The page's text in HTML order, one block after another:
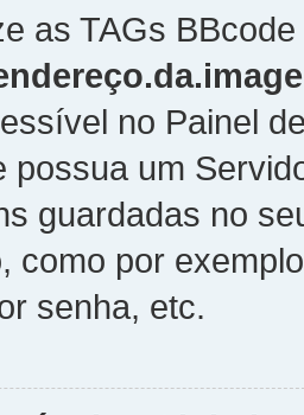
as TAGs BBcode
no Painel
possua um
guardadas no
como por
senha, etc.